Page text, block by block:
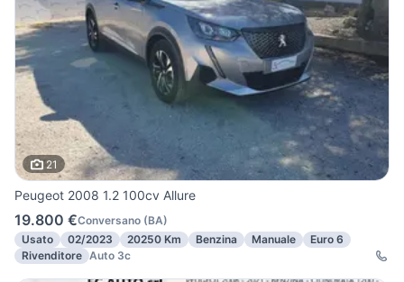
21
Peugeot 2008 1.2 100cv Allure
19.800 €Conversano (BA)
Usato
02/2023 20250 Km Benzina Manuale
Euro 6
Rivenditore Auto 3c